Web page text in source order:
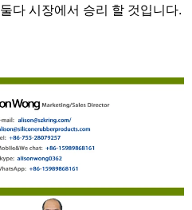
다 시장에서 승리 할 것입니다.